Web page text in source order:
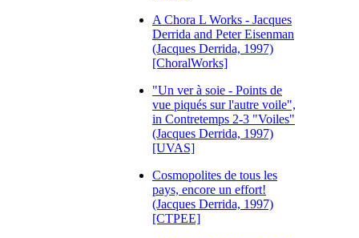
A Chora L Works - Jacques
Derrida and Peter Eisenman
(Jacques Derrida, 1997)
[ChoralWorks]
"Un ver à soie - Points de
vue piqués sur l'autre voile",
in Contretemps 2-3 "Voiles"
(Jacques Derrida, 1997)
[UVAS]
Cosmopolites de tous les
pays, encore un effort!
(Jacques Derrida, 1997)
[CTPEE]